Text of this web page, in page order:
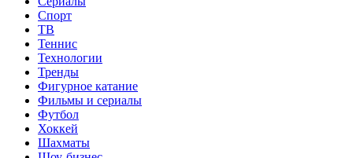
Спорт
ТВ
Теннис
Технологии
Тренды
Фигурное катание
Фильмы и сериалы
Футбол
Хоккей
Шахматы